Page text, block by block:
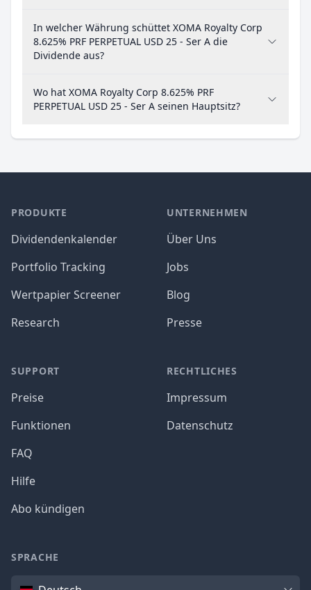
In welcher Währung schüttet XOMA Royalty Corp
8.625% PRF PERPETUAL USD 25 - Ser A die
Dividende aus?
Wo hat XOMA Royalty Corp 8.625% PRF
PERPETUAL USD 25 - Ser A seinen Hauptsitz?
PRODUKTE
Dividendenkalender
Portfolio Tracking
Wertpapier Screener
Research
SUPPORT
Preise
Funktionen
FAQ
Hilfe
Abo kündigen
UNTERNEHMEN
Über Uns
Jobs
Blog
Presse
RECHTLICHES
Impressum
Datenschutz
SPRACHE
Sprache